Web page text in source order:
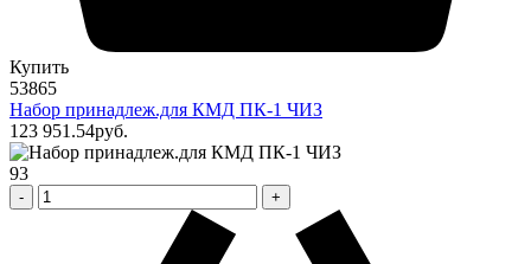
Купить
53865
Набор принадлеж.для КМД ПК-1 ЧИЗ
123 951 .54pуб.
93